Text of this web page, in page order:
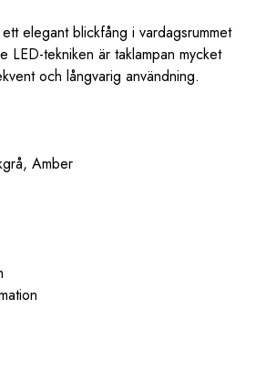
elegant blickfång i vardagsrummet
LED-tekniken är taklampan mycket
och långvarig användning.
Amber